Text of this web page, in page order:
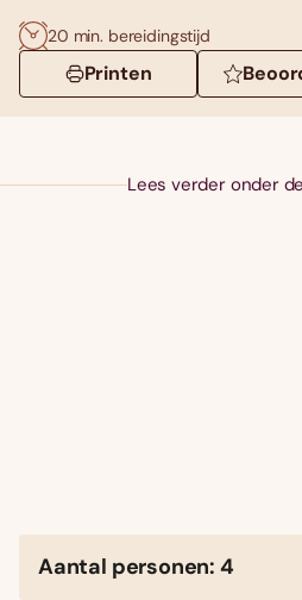
20 min. bereidingstijd
Printen
Lees verder onder
Aantal personen: 4